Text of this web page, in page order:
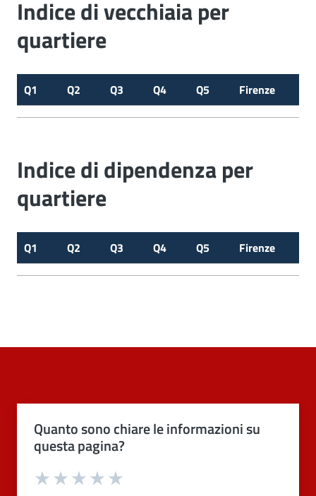
Indice di vecchiaia per
quartiere
Q1 Q2 Q3 Q4 Q5 Firenze
Indice di dipendenza per
quartiere
Q1 Q2 Q3 Q4 Q5 Firenze
Quanto sono chiare le informazioni su
questa pagina?
Valuta 4 stelle su 5
Valuta 3 stelle su 5
Valuta 2 stelle su 5
Valuta 1 stelle su 5